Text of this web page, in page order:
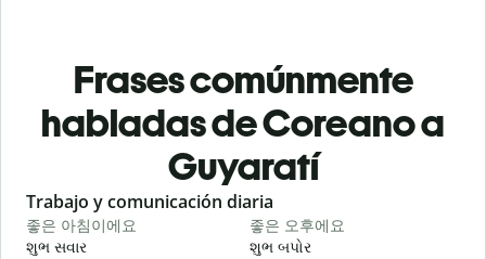
Frases comúnmente
habladas de Coreano a
Guyaratí
Slide 1 of 6
Trabajo y comunicación diaria
좋은 아침이에요
શુભ સવાર
좋은 오후에요
શુભ બપોર